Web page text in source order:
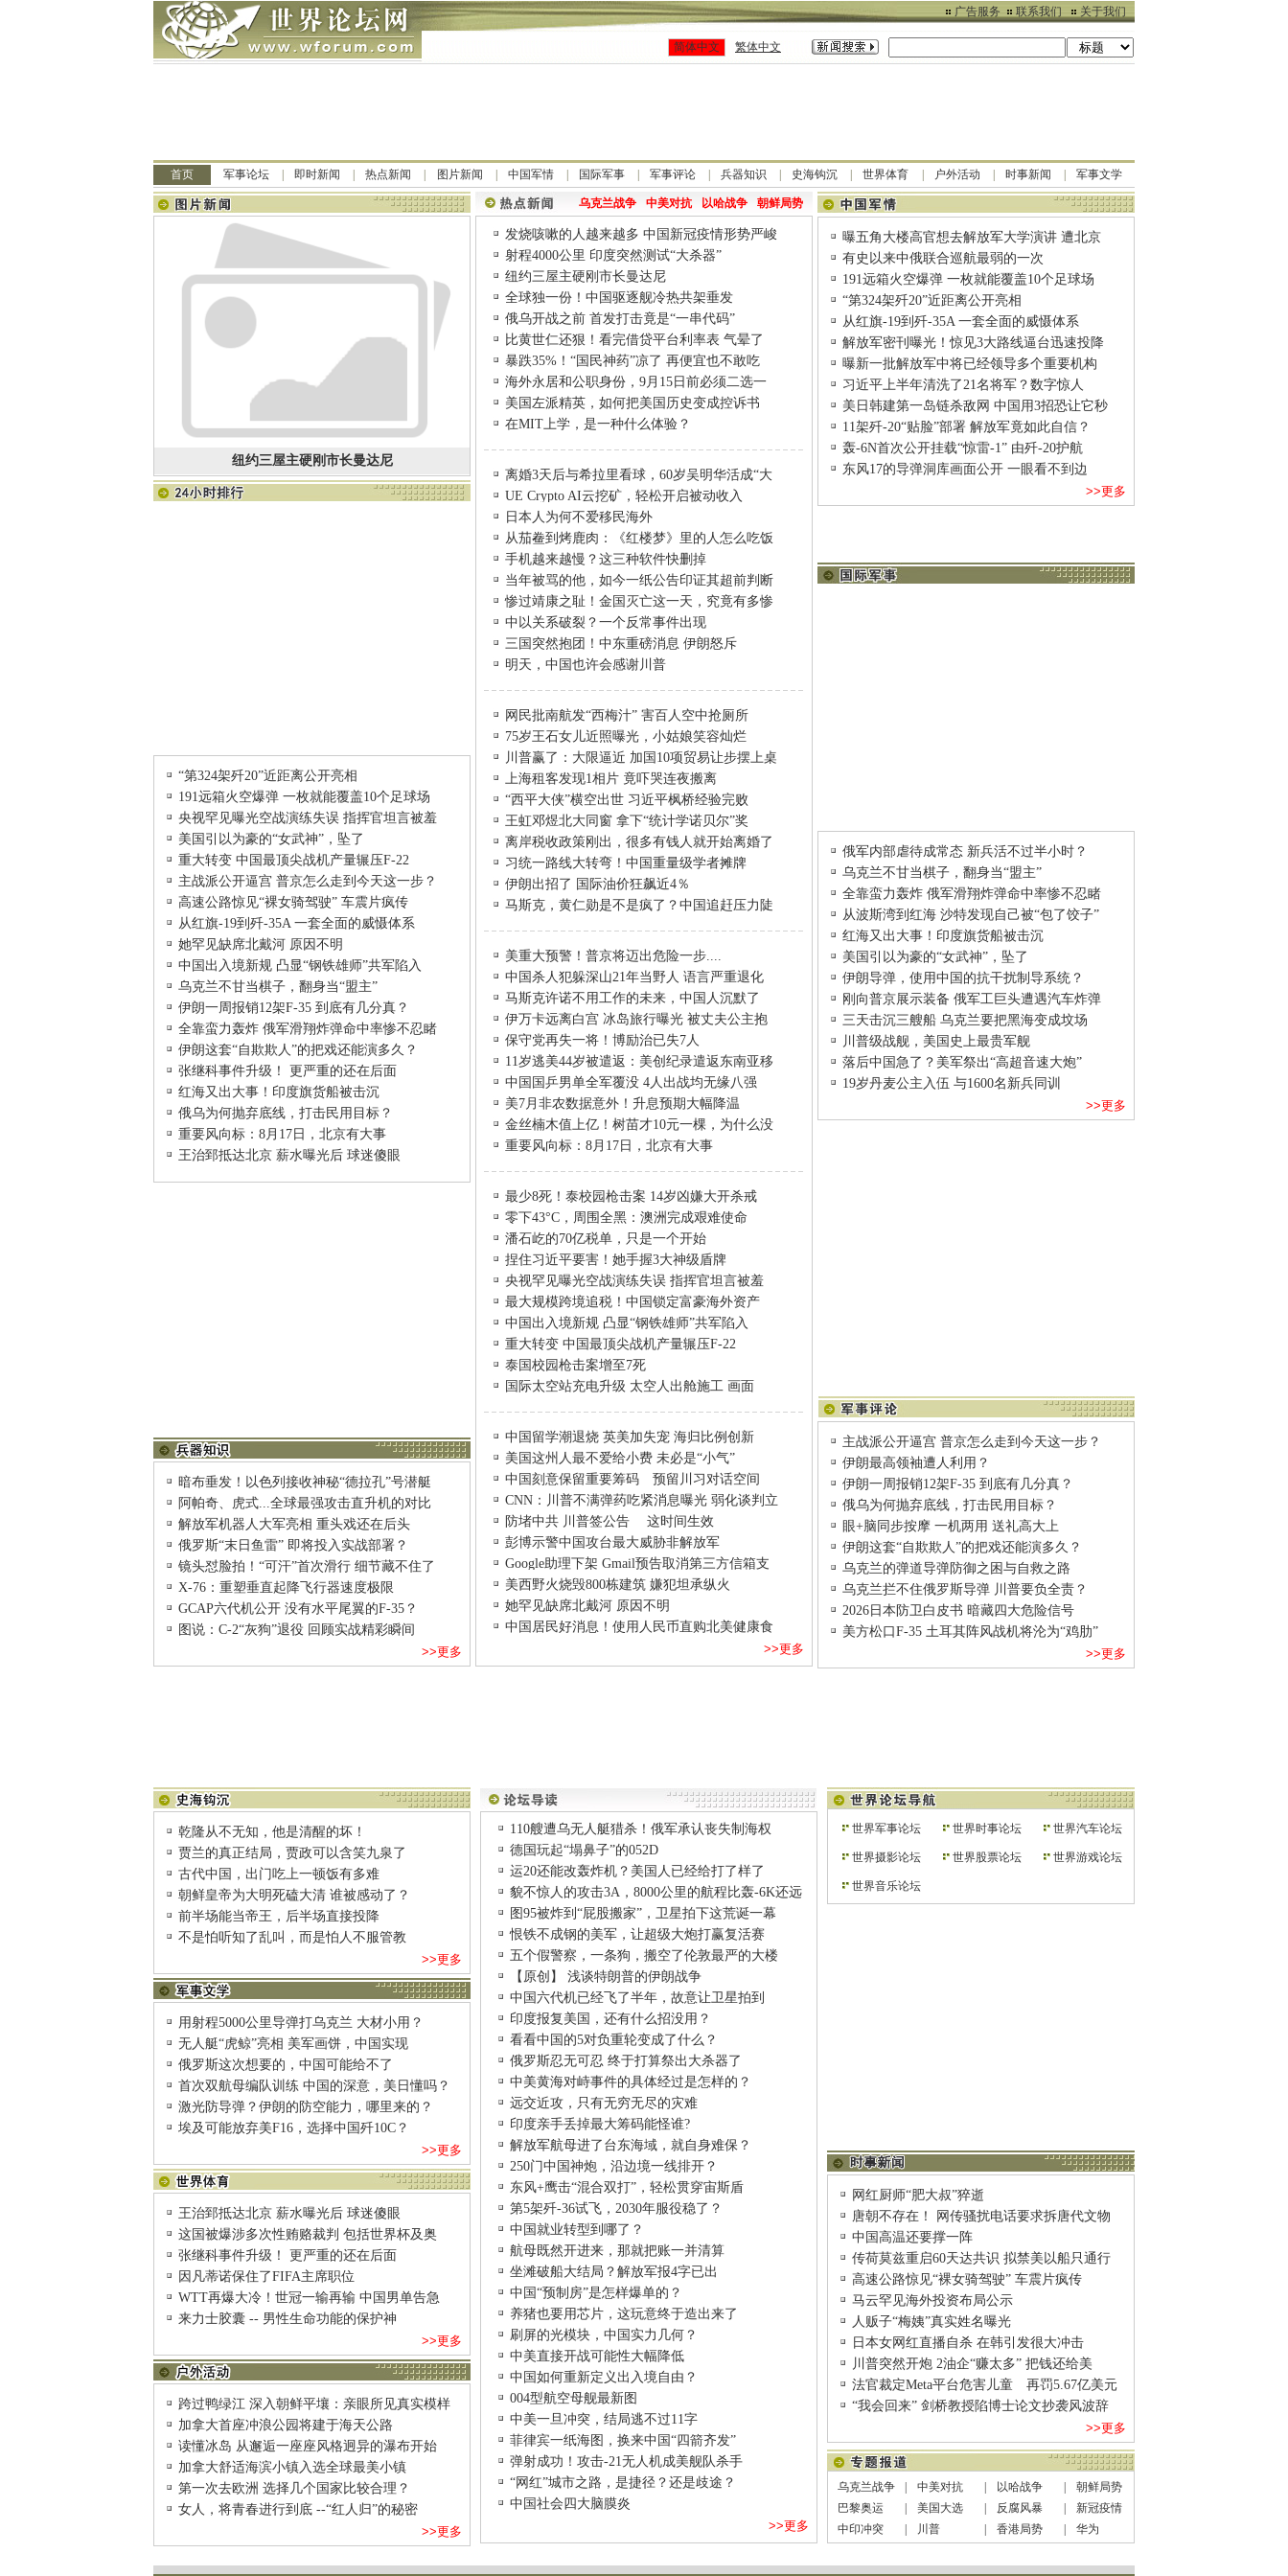
广告服务 联系我们 关于我们
简体中文 繁体中文
首页 军事论坛 即时新闻 热点新闻 图片新闻 中国军情 国际军事 军事评论 兵器知识 史海钩沉 世界体育 户外活动 时事新闻 军事文学
纽约三屋主硬刚市长曼达尼
“第324架歼20”近距离公开亮相
191远箱火空爆弹 一枚就能覆盖10个足球场
央视罕见曝光空战演练失误 指挥官坦言被羞
美国引以为豪的“女武神”，坠了
重大转变 中国最顶尖战机产量辗压F-22
主战派公开逼宫 普京怎么走到今天这一步？
高速公路惊见“裸女骑驾驶” 车震片疯传
从红旗-19到歼-35A 一套全面的威慑体系
她罕见缺席北戴河 原因不明
中国出入境新规 凸显“钢铁雄师”共军陷入
乌克兰不甘当棋子，翻身当“盟主”
伊朗一周报销12架F-35 到底有几分真？
全靠蛮力轰炸 俄军滑翔炸弹命中率惨不忍睹
伊朗这套“自欺欺人”的把戏还能演多久？
张继科事件升级！ 更严重的还在后面
红海又出大事！印度旗货船被击沉
俄乌为何抛弃底线，打击民用目标？
重要风向标：8月17日，北京有大事
王治郅抵达北京 薪水曝光后 球迷傻眼
暗布垂发！以色列接收神秘“德拉孔”号潜艇
阿帕奇、虎式...全球最强攻击直升机的对比
解放军机器人大军亮相 重头戏还在后头
俄罗斯“末日鱼雷” 即将投入实战部署？
镜头怼脸拍！“可汗”首次滑行 细节藏不住了
X-76：重塑垂直起降飞行器速度极限
GCAP六代机公开 没有水平尾翼的F-35？
图说：C-2“灰狗”退役 回顾实战精彩瞬间
>>更多
乌克兰战争 中美对抗 以哈战争 朝鲜局势
发烧咳嗽的人越来越多 中国新冠疫情形势严峻
射程4000公里 印度突然测试“大杀器”
纽约三屋主硬刚市长曼达尼
全球独一份！中国驱逐舰冷热共架垂发
俄乌开战之前 首发打击竟是“一串代码”
比黄世仁还狠！看完借贷平台利率表 气晕了
暴跌35%！“国民神药”凉了 再便宜也不敢吃
海外永居和公职身份，9月15日前必须二选一
美国左派精英，如何把美国历史变成控诉书
在MIT上学，是一种什么体验？
离婚3天后与希拉里看球，60岁吴明华活成“大
UE Crypto AI云挖矿，轻松开启被动收入
日本人为何不爱移民海外
从茄鲞到烤鹿肉：《红楼梦》里的人怎么吃饭
手机越来越慢？这三种软件快删掉
当年被骂的他，如今一纸公告印证其超前判断
惨过靖康之耻！金国灭亡这一天，究竟有多惨
中以关系破裂？一个反常事件出现
三国突然抱团！中东重磅消息 伊朗怒斥
明天，中国也许会感谢川普
网民批南航发“西梅汁” 害百人空中抢厕所
75岁王石女儿近照曝光，小姑娘笑容灿烂
川普赢了：大限逼近 加国10项贸易让步摆上桌
上海租客发现1相片 竟吓哭连夜搬离
“西平大侠”横空出世 习近平枫桥经验完败
王虹邓煜北大同窗 拿下“统计学诺贝尔”奖
离岸税收政策刚出，很多有钱人就开始离婚了
习统一路线大转弯！中国重量级学者摊牌
伊朗出招了 国际油价狂飙近4％
马斯克，黄仁勋是不是疯了？中国追赶压力陡
美重大预警！普京将迈出危险一步....
中国杀人犯躲深山21年当野人 语言严重退化
马斯克许诺不用工作的未来，中国人沉默了
伊万卡远离白宫 冰岛旅行曝光 被丈夫公主抱
保守党再失一将！博励治已失7人
11岁逃美44岁被遣返：美创纪录遣返东南亚移
中国国乒男单全军覆没 4人出战均无缘八强
美7月非农数据意外！升息预期大幅降温
金丝楠木值上亿！树苗才10元一棵，为什么没
重要风向标：8月17日，北京有大事
最少8死！泰校园枪击案 14岁凶嫌大开杀戒
零下43°C，周围全黑：澳洲完成艰难使命
潘石屹的70亿税单，只是一个开始
捏住习近平要害！她手握3大神级盾牌
央视罕见曝光空战演练失误 指挥官坦言被羞
最大规模跨境追税！中国锁定富豪海外资产
中国出入境新规 凸显“钢铁雄师”共军陷入
重大转变 中国最顶尖战机产量辗压F-22
泰国校园枪击案增至7死
国际太空站充电升级 太空人出舱施工 画面
中国留学潮退烧 英美加失宠 海归比例创新
美国这州人最不爱给小费 未必是“小气”
中国刻意保留重要筹码 预留川习对话空间
CNN：川普不满弹药吃紧消息曝光 弱化谈判立
防堵中共 川普签公告 这时间生效
彭博示警中国攻台最大威胁非解放军
Google助理下架 Gmail预告取消第三方信箱支
美西野火烧毁800栋建筑 嫌犯坦承纵火
她罕见缺席北戴河 原因不明
中国居民好消息！使用人民币直购北美健康食
>>更多
曝五角大楼高官想去解放军大学演讲 遭北京
有史以来中俄联合巡航最弱的一次
191远箱火空爆弹 一枚就能覆盖10个足球场
“第324架歼20”近距离公开亮相
从红旗-19到歼-35A 一套全面的威慑体系
解放军密刊曝光！惊见3大路线逼台迅速投降
曝新一批解放军中将已经领导多个重要机构
习近平上半年清洗了21名将军？数字惊人
美日韩建第一岛链杀敌网 中国用3招恐让它秒
11架歼-20“贴脸”部署 解放军竟如此自信？
轰-6N首次公开挂载“惊雷-1” 由歼-20护航
东风17的导弹洞库画面公开 一眼看不到边
>>更多
俄军内部虐待成常态 新兵活不过半小时？
乌克兰不甘当棋子，翻身当“盟主”
全靠蛮力轰炸 俄军滑翔炸弹命中率惨不忍睹
从波斯湾到红海 沙特发现自己被“包了饺子”
红海又出大事！印度旗货船被击沉
美国引以为豪的“女武神”，坠了
伊朗导弹，使用中国的抗干扰制导系统？
刚向普京展示装备 俄军工巨头遭遇汽车炸弹
三天击沉三艘船 乌克兰要把黑海变成坟场
川普级战舰，美国史上最贵军舰
落后中国急了？美军祭出“高超音速大炮”
19岁丹麦公主入伍 与1600名新兵同训
>>更多
主战派公开逼宫 普京怎么走到今天这一步？
伊朗最高领袖遭人利用？
伊朗一周报销12架F-35 到底有几分真？
俄乌为何抛弃底线，打击民用目标？
眼+脑同步按摩 一机两用 送礼高大上
伊朗这套“自欺欺人”的把戏还能演多久？
乌克兰的弹道导弹防御之困与自救之路
乌克兰拦不住俄罗斯导弹 川普要负全责？
2026日本防卫白皮书 暗藏四大危险信号
美方松口F-35 土耳其阵风战机将沦为“鸡肋”
>>更多
乾隆从不无知，他是清醒的坏！
贾兰的真正结局，贾政可以含笑九泉了
古代中国，出门吃上一顿饭有多难
朝鲜皇帝为大明死磕大清 谁被感动了？
前半场能当帝王，后半场直接投降
不是怕听知了乱叫，而是怕人不服管教
>>更多
用射程5000公里导弹打乌克兰 大材小用？
无人艇“虎鲸”亮相 美军画饼，中国实现
俄罗斯这次想要的，中国可能给不了
首次双航母编队训练 中国的深意，美日懂吗？
激光防导弹？伊朗的防空能力，哪里来的？
埃及可能放弃美F16，选择中国歼10C？
>>更多
王治郅抵达北京 薪水曝光后 球迷傻眼
这国被爆涉多次性贿赂裁判 包括世界杯及奥
张继科事件升级！ 更严重的还在后面
因凡蒂诺保住了FIFA主席职位
WTT再爆大冷！世冠一输再输 中国男单告急
来力士胶囊 -- 男性生命功能的保护神
>>更多
跨过鸭绿江 深入朝鲜平壤：亲眼所见真实模样
加拿大首座冲浪公园将建于海天公路
读懂冰岛 从邂逅一座座风格迥异的瀑布开始
加拿大舒适海滨小镇入选全球最美小镇
第一次去欧洲 选择几个国家比较合理？
女人，将青春进行到底 --“红人归”的秘密
>>更多
110艘遭乌无人艇猎杀！俄军承认丧失制海权
德国玩起“塌鼻子”的052D
运20还能改轰炸机？美国人已经给打了样了
貌不惊人的攻击3A，8000公里的航程比轰-6K还远
图95被炸到“屁股搬家”，卫星拍下这荒诞一幕
恨铁不成钢的美军，让超级大炮打赢复活赛
五个假警察，一条狗，搬空了伦敦最严的大楼
【原创】 浅谈特朗普的伊朗战争
中国六代机已经飞了半年，故意让卫星拍到
印度报复美国，还有什么招没用？
看看中国的5对负重轮变成了什么？
俄罗斯忍无可忍 终于打算祭出大杀器了
中美黄海对峙事件的具体经过是怎样的？
远交近攻，只有无穷无尽的灾难
印度亲手丢掉最大筹码能怪谁?
解放军航母进了台东海域，就自身难保？
250门中国神炮，沿边境一线排开？
东风+鹰击“混合双打”，轻松贯穿宙斯盾
第5架歼-36试飞，2030年服役稳了？
中国就业转型到哪了？
航母既然开进来，那就把账一并清算
坐滩破船大结局？解放军报4字已出
中国“预制房”是怎样爆单的？
养猪也要用芯片，这玩意终于造出来了
刷屏的光模块，中国实力几何？
中美直接开战可能性大幅降低
中国如何重新定义出入境自由？
004型航空母舰最新图
中美一旦冲突，结局逃不过11字
菲律宾一纸海图，换来中国“四箭齐发”
弹射成功！攻击-21无人机成美舰队杀手
“网红”城市之路，是捷径？还是歧途？
中国社会四大脑膜炎
>>更多
世界军事论坛 世界时事论坛 世界汽车论坛
世界摄影论坛 世界股票论坛 世界游戏论坛
世界音乐论坛
网红厨师“肥大叔”猝逝
唐朝不存在！ 网传骚扰电话要求拆唐代文物
中国高温还要撑一阵
传荷莫兹重启60天达共识 拟禁美以船只通行
高速公路惊见“裸女骑驾驶” 车震片疯传
马云罕见海外投资布局公示
人贩子“梅姨”真实姓名曝光
日本女网红直播自杀 在韩引发很大冲击
川普突然开炮 2油企“赚太多” 把钱还给美
法官裁定Meta平台危害儿童 再罚5.67亿美元
“我会回来” 剑桥教授陷博士论文抄袭风波辞
>>更多
乌克兰战争 中美对抗 以哈战争
朝鲜局势
巴黎奥运
美国大选 反腐风暴
新冠疫情
中印冲突
川普 香港局势 华为